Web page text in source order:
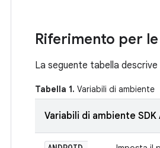
Riferimento per
La seguente tabella
Tabella 1. Variabili di ambiente
Variabili di ambiente SDK